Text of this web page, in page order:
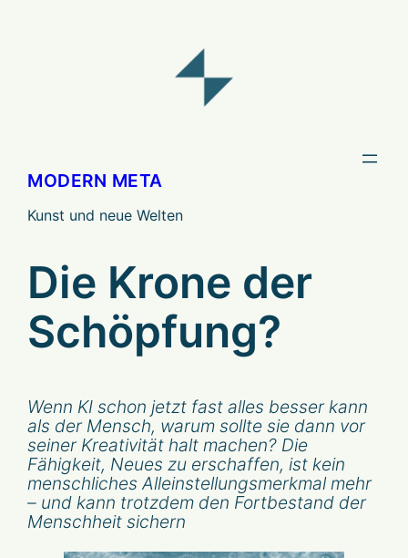
MODERN META
Kunst und neue Welten
Die Krone der
Schöpfung?
Wenn KI schon jetzt fast alles besser kann
als der Mensch, warum sollte sie dann vor
seiner Kreativität halt machen? Die
Fähigkeit, Neues zu erschaffen, ist kein
menschliches Alleinstellungsmerkmal mehr
– und kann trotzdem den Fortbestand der
Menschheit sichern